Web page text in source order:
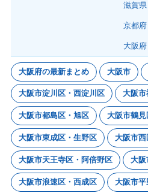
滋賀県
京都府
大阪府
大阪府の最新まとめ 大阪市
大阪市淀川区・西淀川区 大阪市
大阪市都島区・旭区 大阪市鶴
大阪市東成区・生野区 大阪市西
大阪市天王寺区・阿倍野区 大阪
大阪市浪速区・西成区 大阪市平